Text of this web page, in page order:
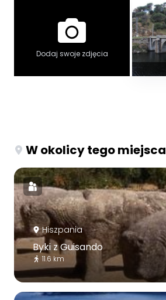
Dodaj swoje zdjęcia
W okolicy tego miejsca
Hiszpania
Byki z Guisando
11.6 km